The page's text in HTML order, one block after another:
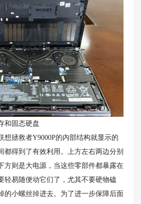
固态硬盘
拯救者Y9000P的内部结构就显示的
都得到了有效利用。上方左右两边分别
方则是大电源，当这些零部件都暴露在
轻易随便动它们了，尤其不要硬物磕
的小螺丝掉进去。为了进一步保障后面